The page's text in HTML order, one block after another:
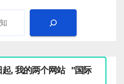
起, 我的两个网站 "国际